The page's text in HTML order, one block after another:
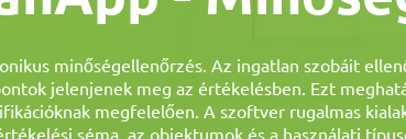
minőségellenőrzés. Az ingatlan szobáit
jelenjenek meg az értékelésben. Ezt
megfelelően. A szoftver rugalmas
séma, az objektumok és a használati